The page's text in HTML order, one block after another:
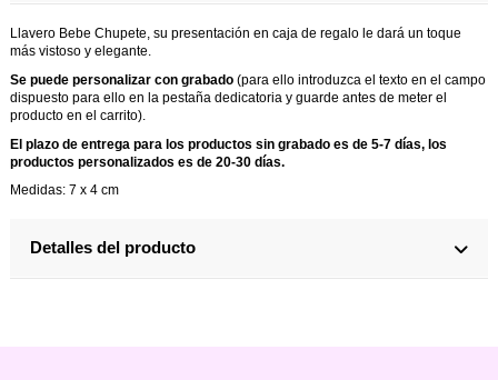
Llavero Bebe Chupete, su presentación en caja de regalo le dará un toque
más vistoso y elegante.
Se puede personalizar con grabado (para ello introduzca el texto en el campo
dispuesto para ello en la pestaña dedicatoria y guarde antes de meter el
producto en el carrito).
El plazo de entrega para los productos sin grabado es de 5-7 días, los
productos personalizados es de 20-30 días.
Medidas: 7 x 4 cm
Detalles del producto